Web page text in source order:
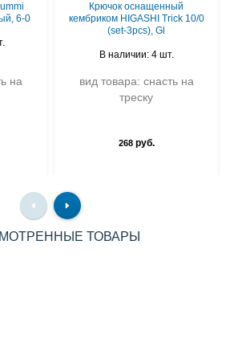
6-0
на
Крючок оснащенный
кембриком HIGASHI Trick 10/0
(set-3pcs), Gl
В наличии: 4 шт.
вид товара: снасть на
треску
268руб.
ТОВАРЫ